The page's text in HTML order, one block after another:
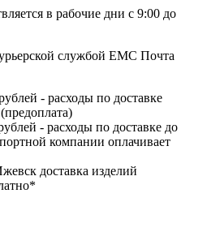
в рабочие дни с 9:00 до
службой ЕМС Почта
- расходы по доставке
- расходы по доставке до
компании оплачивает
доставка изделий